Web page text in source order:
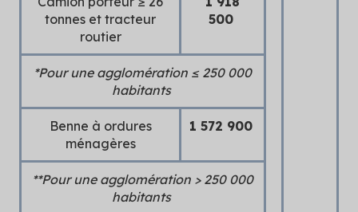
tonnes et tracteur
routier
500
*Pour une agglomération ≤ 250 000
habitants
Benne à ordures
ménagères
1 572 900
**Pour une agglomération > 250 000
habitants